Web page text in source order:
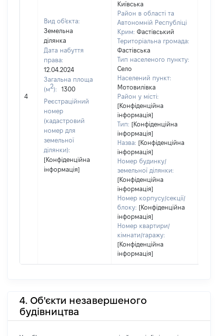
4
Вид об'єкта:
Земельна
ділянка
Дата набуття
права:
12.04.2024
Загальна площа
(м2):
1300
Реєстраційний
номер
(кадастровий
номер для
земельної
ділянки):
[Конфіденційна
інформація]
Київська
Район в області та
Автономній Республіці
Крим: Фастівський
Територіальна громада:
Фастівська
Тип населеного пункту:
Село
Населений пункт:
Мотовилівка
Район у місті:
[Конфіденційна
інформація]
Тип: [Конфіденційна
інформація]
Назва: [Конфіденційна
інформація]
Номер будинку/
земельної ділянки:
[Конфіденційна
інформація]
Номер корпусу/секції/
блоку: [Конфіденційна
інформація]
Номер квартири/
кімнати/гаражу:
[Конфіденційна
інформація]
4. Об'єкти незавершеного
будівництва